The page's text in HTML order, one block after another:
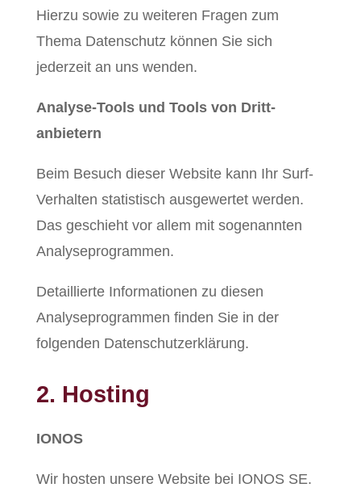
Hierzu sowie zu weiteren Fragen zum
Thema Datenschutz können Sie sich
jederzeit an uns wenden.
Analyse-Tools und Tools von Dritt­
anbietern
Beim Besuch dieser Website kann Ihr Surf-
Verhalten statistisch ausgewertet werden.
Das geschieht vor allem mit sogenannten
Analyseprogrammen.
Detaillierte Informationen zu diesen
Analyseprogrammen finden Sie in der
folgenden Datenschutzerklärung.
2. Hosting
IONOS
Wir hosten unsere Website bei IONOS SE.